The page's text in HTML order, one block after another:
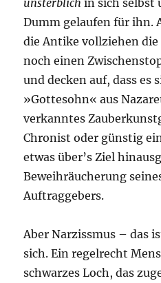
Dumm gelaufen für ihn.
die Antike vollziehen die
noch einen
und decken auf, dass es
»Gottesohn« aus
verkanntes
Chronist oder günstig
etwas über’s Ziel
Beweihräucherung
Auftraggebers.
Aber Narzissmus – das
sich. Ein regelrecht
schwarzes Loch, das